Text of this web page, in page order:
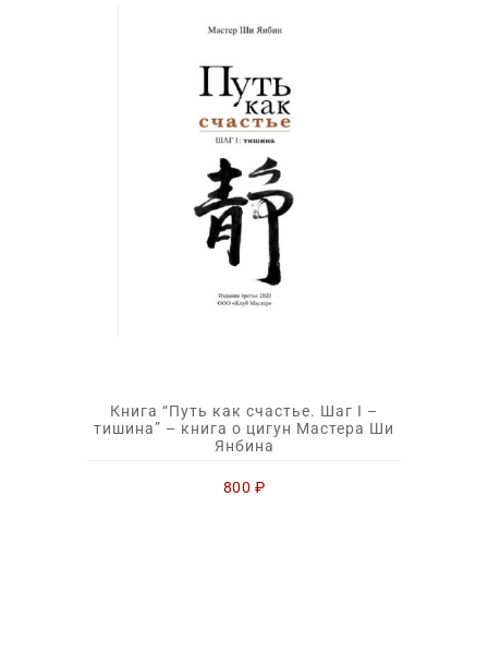
Книга “Путь как счастье. Шаг I –
тишина” – книга о цигун Мастера Ши
Янбина
800 ₽